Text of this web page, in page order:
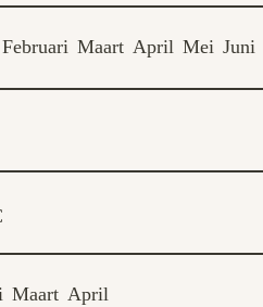
Februari Maart April Mei Juni
Maart April